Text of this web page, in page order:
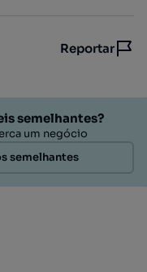
Reportar
semelhantes?
um negócio
semelhantes